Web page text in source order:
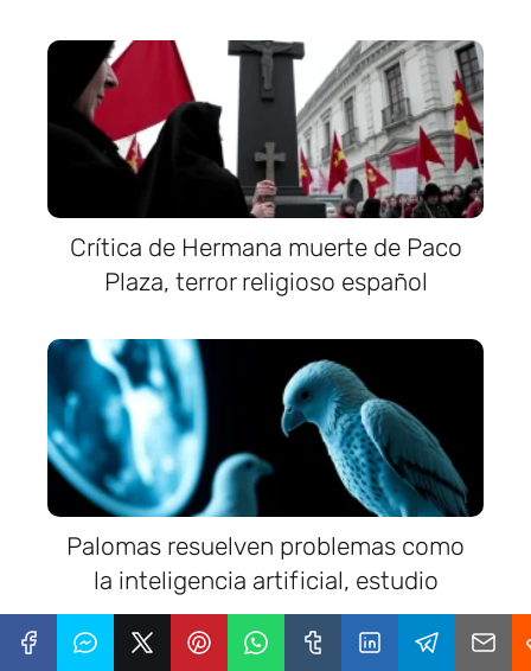
Crítica de Hermana muerte de Paco
Plaza, terror religioso español
Palomas resuelven problemas como
la inteligencia artificial, estudio